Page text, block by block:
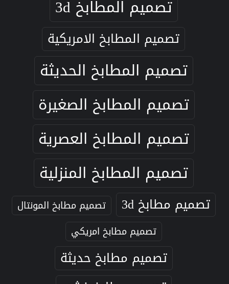
تصميم المطابخ 3d
تصميم المطابخ الامريكية
تصميم المطابخ الحديثة
تصميم المطابخ الصغيرة
تصميم المطابخ العصرية
تصميم المطابخ المنزلية
تصميم مطابخ 3d
تصميم مطابخ المونتال
تصميم مطابخ امريكي
تصميم مطابخ حديثة